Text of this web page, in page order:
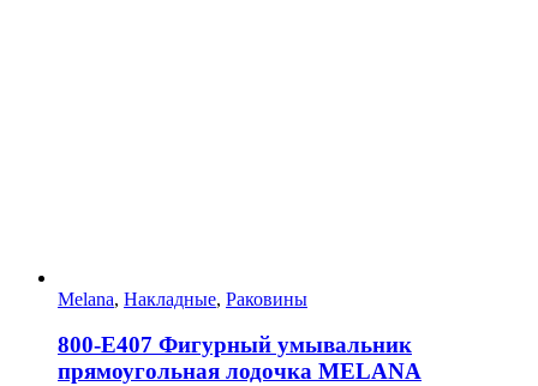
Melana, Накладные, Раковины
800-Е407 Фигурный умывальник
прямоугольная лодочка MELANA